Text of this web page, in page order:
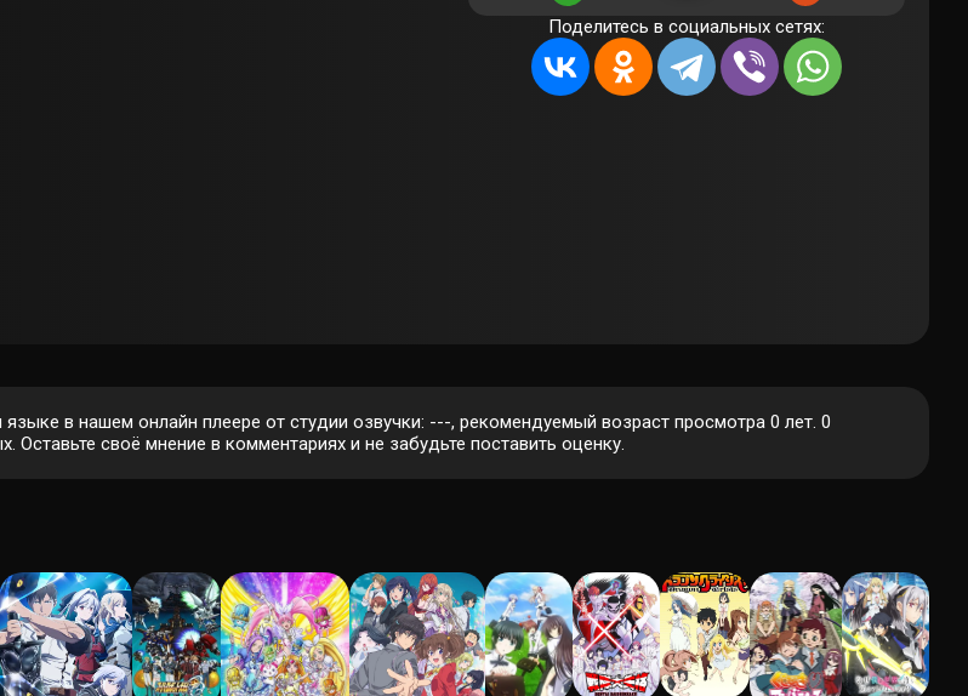
Поделитесь в социальных сетях:
в нашем онлайн плеере от студии озвучки: ---, рекомендуемый возраст просмотра 0 лет. 0
своё мнение в комментариях и не забудьте поставить оценку.